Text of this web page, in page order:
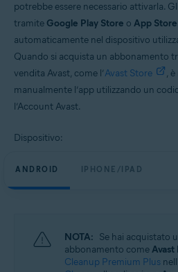
potrebbe essere necessario attivarla.
tramite Google Play Store o App Store
automaticamente nel dispositivo
Quando si acquista un abbonamento
vendita Avast, come l’Avast Store
,
manualmente l’app utilizzando un
l’Account Avast.
Dispositivo:
ANDROID IPHONE/IPAD
NOTA: Se hai acquistato
abbonamento comeAvast
Cleanup Premium Plus